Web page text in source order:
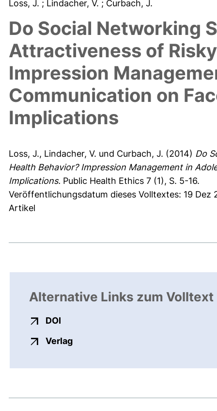
Loss, J. ; Lindacher, V. ; Curbach, J.
Do Social Networking
Attractiveness of
Impression
Communication on
Implications
Loss, J., Lindacher, V. und Curbach, J. (2014) Do
Health Behavior? Impression Management in
Implications. Public Health Ethics 7 (1), S. 5-16.
Veröffentlichungsdatum dieses Volltextes: 19 Dez
Artikel
Alternative Links zum Volltext
DOI
Verlagexterner Link, öffnet neues